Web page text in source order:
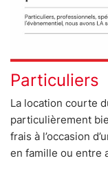
Particuliers
La location courte
particulièrement
frais à l’occasion
en famille ou entre